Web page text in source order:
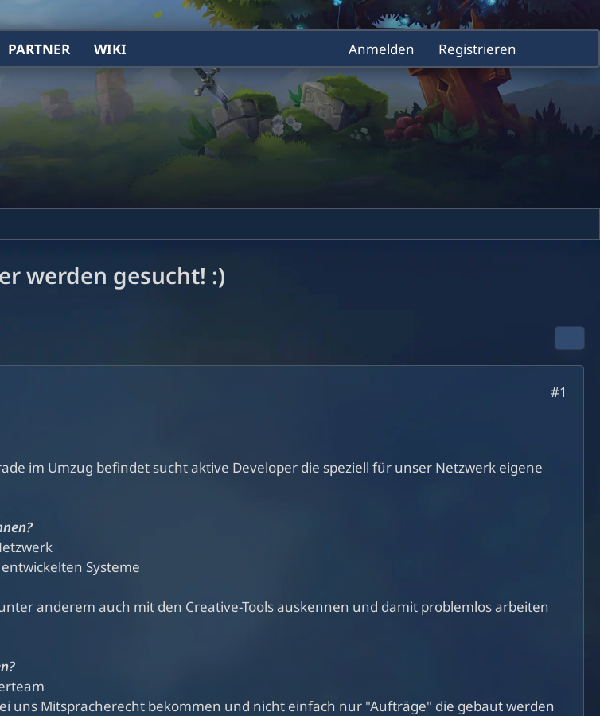
PARTNER WIKI Anmelden Registrieren
werden gesucht! :)
#1
im Umzug befindet sucht aktive Developer die speziell für unser Netzwerk eigene
Systeme
anderem auch mit den Creative-Tools auskennen und damit problemlos arbeiten
uns Mitspracherecht bekommen und nicht einfach nur "Aufträge" die gebaut werden